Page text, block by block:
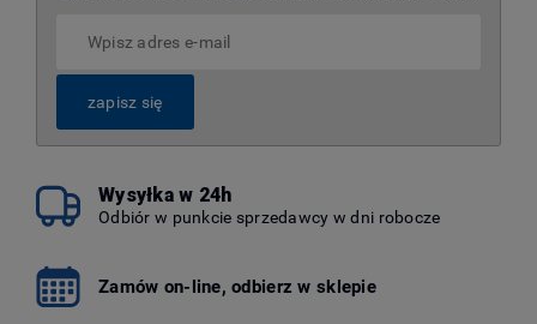
zapisz się
Wysyłka w 24h
Odbiór w punkcie sprzedawcy w dni robocze
Zamów on-line, odbierz w sklepie